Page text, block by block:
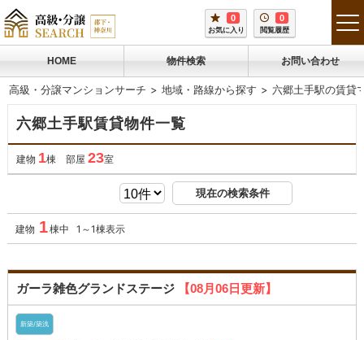
0
お気に入り
0
閲覧履歴
HOME 物件検索 お問い合わせ
高級・分譲マンションサーチ 地域・路線から探す 六郷土手駅の賃貸
六郷土手駅賃貸物件一覧
建物 1棟 部屋 23室
現在の検索条件
建物 1棟中 1～1棟表示
ガーラ雑色グランドステージ 【08月06日更新】
新築/築浅